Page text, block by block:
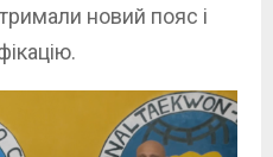
новий пояс і